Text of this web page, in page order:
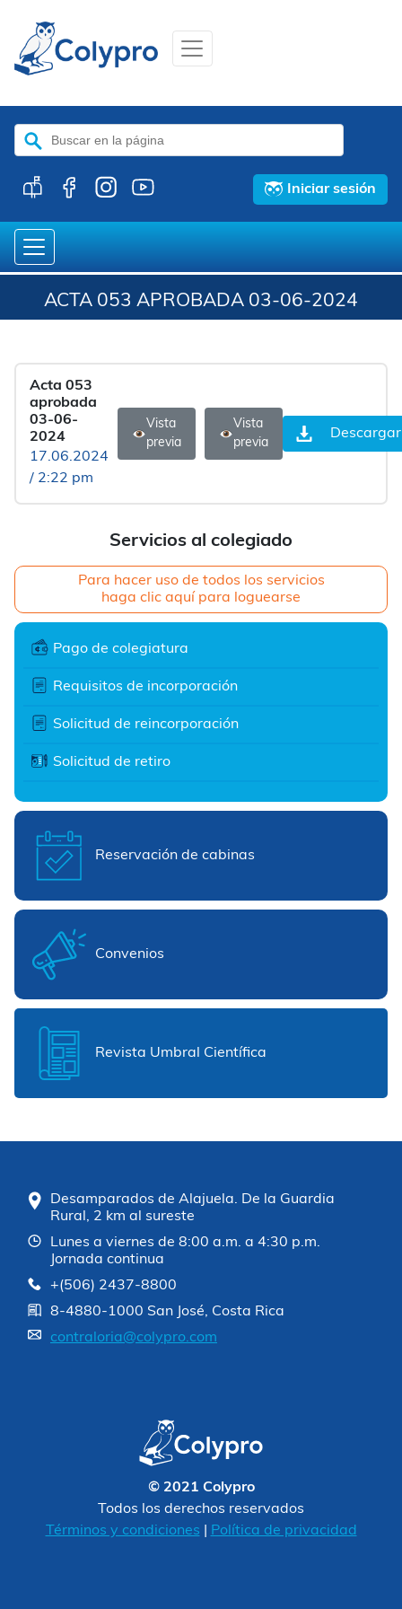
Buscar:
Iniciar sesión
ACTA 053 APROBADA 03-06-2024
Servicios al colegiado
Para hacer uso de todos los servicios
haga clic aquí para loguearse
Pago de colegiatura
Requisitos de incorporación
Solicitud de reincorporación
Solicitud de retiro
Reservación de cabinas
Convenios
Revista Umbral Científica
Acta 053
aprobada
03-06-
2024
17.06.2024
/ 2:22 pm
Vista
previa
Vista
previa
Descargar
Desamparados de Alajuela. De la Guardia
Rural, 2 km al sureste
Lunes a viernes de 8:00 a.m. a 4:30 p.m.
Jornada continua
+(506) 2437-8800
8-4880-1000 San José, Costa Rica
contraloria@colypro.com
© 2021 Colypro
Todos los derechos reservados
Términos y condiciones
Política de privacidad